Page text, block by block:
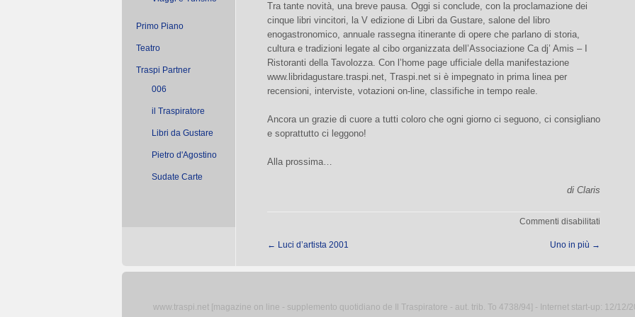
Primo Piano
Teatro
Traspi Partner
006
il Traspiratore
Libri da Gustare
Pietro d'Agostino
Sudate Carte
Tra tante novità, una breve pausa. Oggi si conclude, con la proclamazione dei
cinque libri vincitori, la V edizione di Libri da Gustare, salone del libro
enogastronomico, annuale rassegna itinerante di opere che parlano di storia,
cultura e tradizioni legate al cibo organizzata dell’Associazione Ca dj’ Amis – I
Ristoranti della Tavolozza. Con l’home page ufficiale della manifestazione
www.libridagustare.traspi.net, Traspi.net si è impegnato in prima linea per
recensioni, interviste, votazioni on-line, classifiche in tempo reale.
Ancora un grazie di cuore a tutti coloro che ogni giorno ci seguono, ci consigliano
e soprattutto ci leggono!
Alla prossima…
di Claris
Commenti disabilitati
← Luci d’artista 2001 Uno in più →
www.traspi.net [magazine on line - supplemento quotidiano de Il Traspiratore - aut. trib. To 4738/94] - Internet start-up: 12/